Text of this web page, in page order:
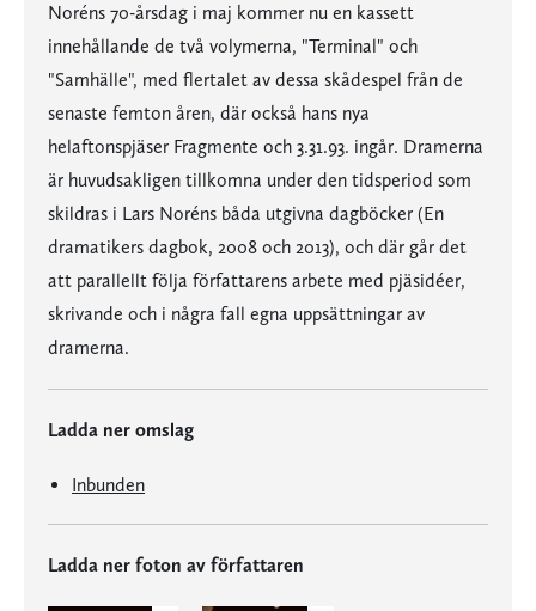
Noréns 70-årsdag i maj kommer nu en kassett
innehållande de två volymerna, "Terminal" och
"Samhälle", med flertalet av dessa skådespel från de
senaste femton åren, där också hans nya
helaftonspjäser Fragmente och 3.31.93. ingår. Dramerna
är huvudsakligen tillkomna under den tidsperiod som
skildras i Lars Noréns båda utgivna dagböcker (En
dramatikers dagbok, 2008 och 2013), och där går det
att parallellt följa författarens arbete med pjäsidéer,
skrivande och i några fall egna uppsättningar av
dramerna.
Ladda ner omslag
Inbunden
Ladda ner foton av författaren